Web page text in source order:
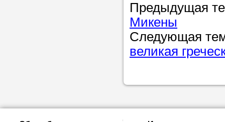
Предыдущая
Микены
Следующая
великая